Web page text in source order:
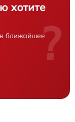
хотите
ближайшее?